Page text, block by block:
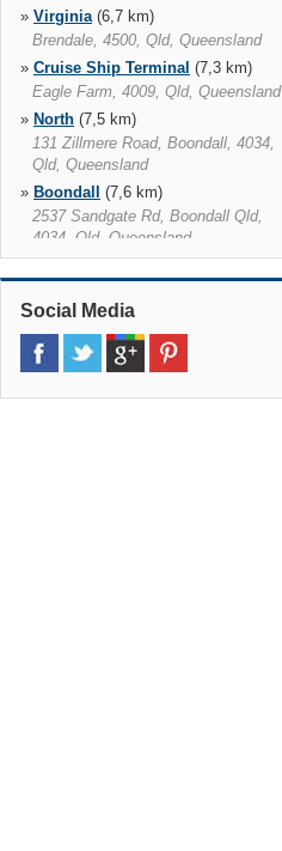
» Virginia(6,7 km)
Brendale, 4500, Qld, Queensland
» Cruise Ship Terminal (7,3 km)
Eagle Farm, 4009, Qld, Queensland
» North (7,5 km)
131 Zillmere Road, Boondall, 4034,
Qld, Queensland
» Boondall
(7,6 km)
2537 Sandgate Rd, Boondall Qld,
4034, Qld, Queensland
Queensland
»Queen Street(12,3 km)
Fortitude Valley, Fortitude Valley,
Social Media